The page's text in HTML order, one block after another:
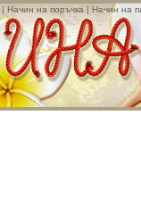
| Начин на поръчка | Начин на